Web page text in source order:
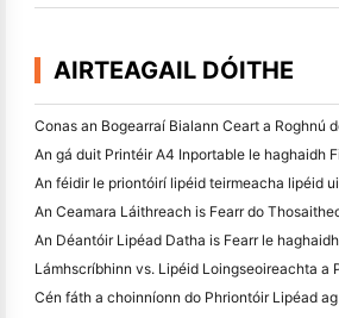
AIRTEAGAIL DÓITHE
Cén fáth a choinníonn do Phriontóir Lipéad